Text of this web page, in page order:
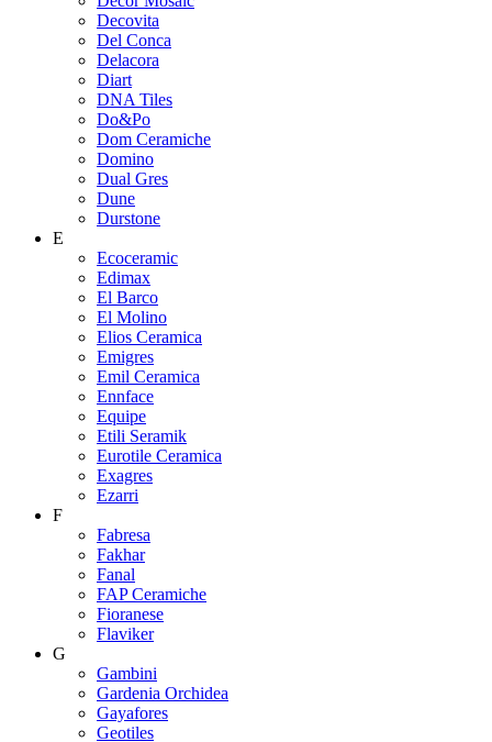
Decovita
Del Conca
Delacora
Diart
DNA Tiles
Do&Po
Dom Ceramiche
Domino
Dual Gres
Dune
Durstone
E
Ecoceramic
Edimax
El Barco
El Molino
Elios Ceramica
Emigres
Emil Ceramica
Ennface
Equipe
Etili Seramik
Eurotile Ceramica
Exagres
Ezarri
F
Fabresa
Fakhar
Fanal
FAP Ceramiche
Fioranese
Flaviker
G
Gambini
Gardenia Orchidea
Gayafores
Geotiles